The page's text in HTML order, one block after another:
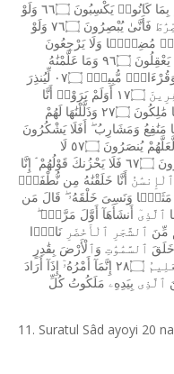
بِمَا كَانُوا۟ يَكْسِبُونَ ٦٦۝ وَلَوْ
فَأَنَّىٰ يُبْصِرُونَ ٧٦۝ وَلَوْ
مُضِيًّۭا وَلَا يَرْجِعُونَ
يَعْقِلُونَ ٩٦۝ وَمَا عَلَّمْنَٰهُ
مُّبِينٌۭ ٠٧۝ لِّيُنذِرَ
١٧۝ أَوَلَمْ يَرَوْا۟ أَنَّا
مَٰلِكُونَ ٢٧۝ وَذَلَّلْنَٰهَا لَهُمْ
مَنَٰفِعُ وَمَشَارِبُ أَفَلَا يَشْكُرُونَ
لَّعَلَّهُمْ يُنصَرُونَ ٥٧۝ لَا
٦٧۝ فَلَا يَحْزُنكَ قَوْلُهُمْ
إِنَّا
ٱلْإِنسَٰنُ أَنَّا خَلَقْنَٰهُ مِن نُّطْفَةٍۢ
مَثَلًۭا وَنَسِىَ خَلْقَهُۥ قَالَ مَن
ٱلَّذِىٓ أَنشَأَهَآ أَوَّلَ مَرَّةٍۢ
مِّنَ ٱلشَّجَرِ ٱلْأَخْضَرِ نَارًۭا
خَلَقَ ٱلسَّمَٰوَٰتِ وَٱلْأَرْضَ بِقَٰدِرٍ
٢٨۝ إِنَّمَآ أَمْرُهُۥٓ إِذَآ
أَرَادَ
ٱلَّذِى بِيَدِهِۦ مَلَكُوتُ كُلِّ
11. Suratul Sâd ayoyi 20